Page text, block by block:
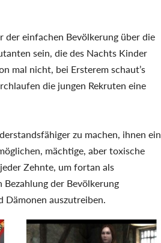
einfachen Bevölkerung über die
sein, die des Nachts Kinder
mal nicht, bei Ersterem schaut’s
die jungen Rekruten eine
zu machen, ihnen ein
mächtige, aber toxische
Zehnte, um fortan als
der Bevölkerung
Dämonen auszutreiben.